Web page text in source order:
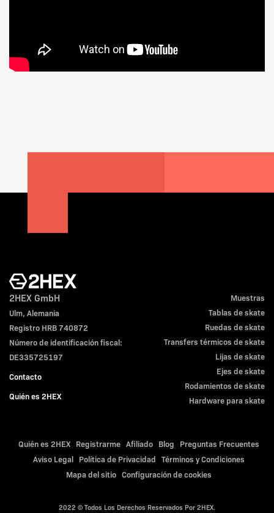
2HEX GmbH
Ulm, Alemania
Registro HRB 740872
Número de identificación fiscal:
DE335725197
Contacto
Quién es 2HEX
Muestras
Tablas de skate
Ruedas de skate
Transfers térmicos de skate
Lijas de skate
Ejes de skate
Rodamientos de skate
Hardware para skate
Quién es 2HEX Registrarme Afiliado Blog
Preguntas Frecuentes
Aviso Legal
Política de Privacidad
Términos y Condiciones
Mapa del sitio Configuración de cookies
2022 © Todos Los Derechos Reservados Por 2HEX.